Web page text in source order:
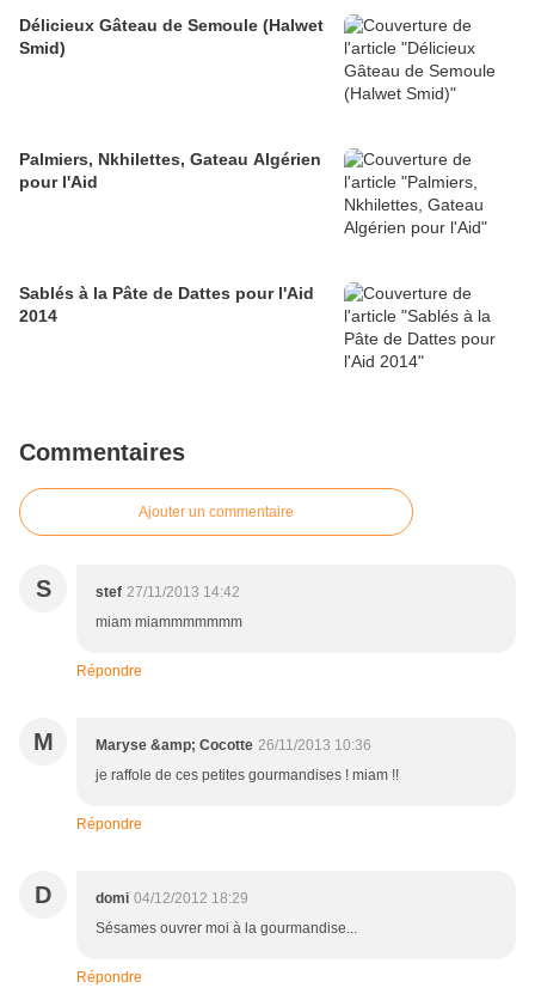
Délicieux Gâteau de Semoule (Halwet
Smid)
Palmiers, Nkhilettes, Gateau Algérien
pour l'Aid
Sablés à la Pâte de Dattes pour l'Aid
2014
Commentaires
Ajouter un commentaire
S stef 27/11/2013 14:42
miam miammmmmmm
Répondre
M Maryse &amp; Cocotte 26/11/2013 10:36
je raffole de ces petites gourmandises ! miam !!
Répondre
D domi 04/12/2012 18:29
Sésames ouvrer moi à la gourmandise...
Répondre